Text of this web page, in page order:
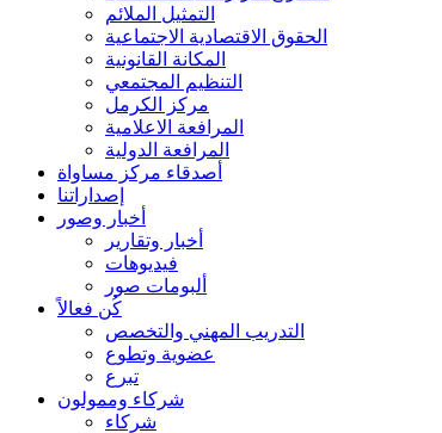
التمثيل الملائم
الحقوق الاقتصادية الاجتماعية
المكانة القانونية
التنظيم المجتمعي
مركز الكرمل
المرافعة الاعلامية
المرافعة الدولية
أصدقاء مركز مساواة
إصداراتنا
أخبار وصور
أخبار وتقارير
فيديوهات
ألبومات صور
كُن فعالاً
التدريب المهني والتخصص
عضوية وتطوع
تبرع
شركاء وممولون
شركاء